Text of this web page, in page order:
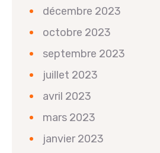
décembre 2023
octobre 2023
septembre 2023
juillet 2023
avril 2023
mars 2023
janvier 2023